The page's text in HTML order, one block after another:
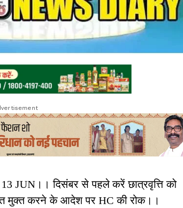
JUN।। दिसंबर से पहले करें छात्रवृत्ति को
मुक्त करने के आदेश पर HC की रोक।।